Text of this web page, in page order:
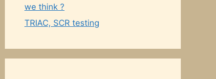
we think ?
TRIAC, SCR testing